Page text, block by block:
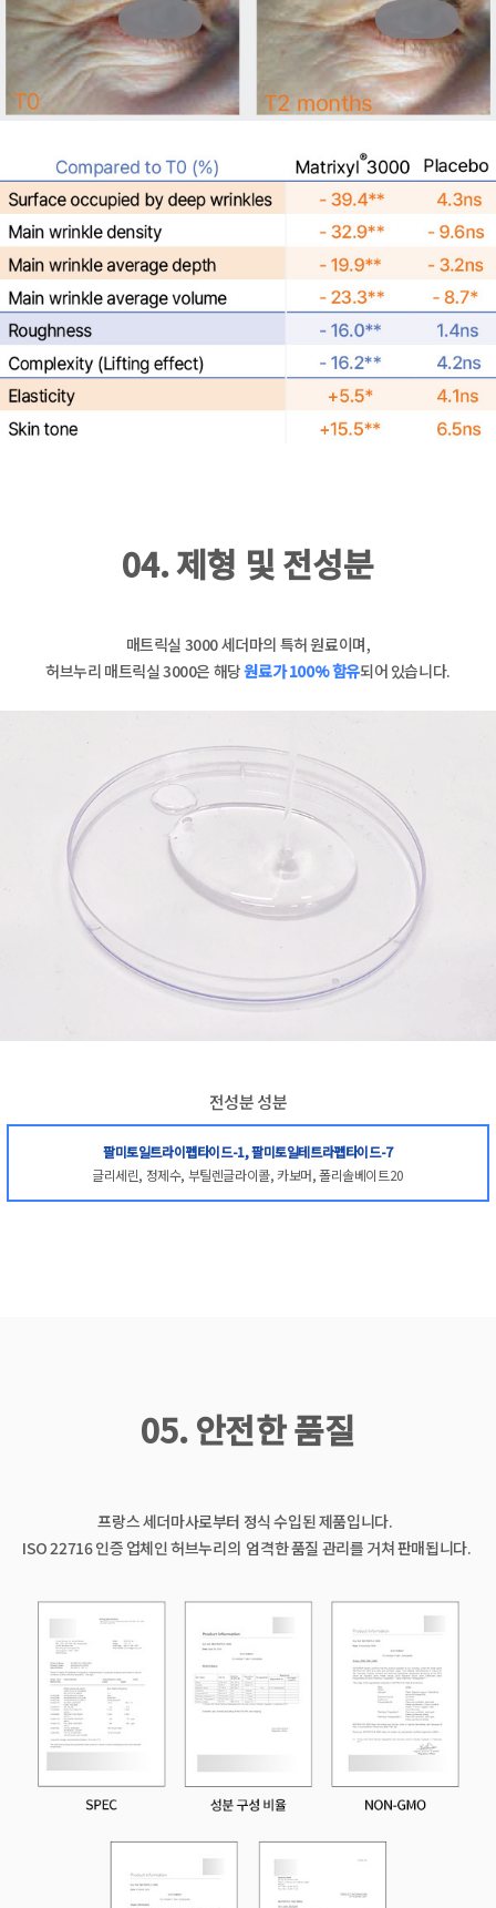
04. 제형 및 전성분
매트릭실 3000 세더마의 특허 원료이며,
허브누리 매트릭실 3000은 해당원료가 100% 함유되어 있습니다.
전성분 성분
팔미토일트라이펩타이드-1, 팔미토일테트라펩타이드-7
글리세린, 정제수, 부틸렌글라이콜, 카보머, 폴리솔베이트20
05. 안전한 품질
프랑스 세더마사로부터 정식 수입된 제품입니다.
ISO 22716 인증 업체인 허브누리의 엄격한 품질 관리를 거쳐 판매됩니다.